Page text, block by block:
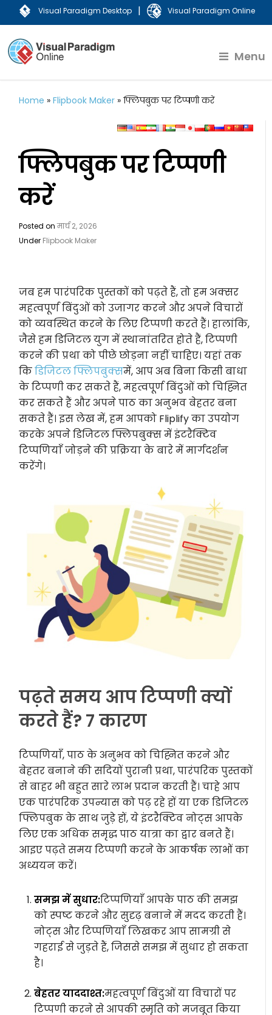
Visual Paradigm Desktop | Visual Paradigm Online
Menu
Home »Flipbook Maker »फ्लिपबुक पर टिप्पणी करें
फ्लिपबुक पर टिप्पणी
करें
Posted onमार्च 2, 2026
Under Flipbook Maker
जब हम पारंपरिक पुस्तकों को पढ़ते हैं, तो हम अक्सर
महत्वपूर्ण बिंदुओं को उजागर करने और अपने विचारों
को व्यवस्थित करने के लिए टिप्पणी करते हैं। हालांकि,
जैसे हम डिजिटल युग में स्थानांतरित होते हैं, टिप्पणी
करने की प्रथा को पीछे छोड़ना नहीं चाहिए। यहां तक
किडिजिटल फ्लिपबुक्समें, आप अब बिना किसी बाधा
के टिप्पणी कर सकते हैं, महत्वपूर्ण बिंदुओं को चिह्नित
कर सकते हैं और अपने पाठ का अनुभव बेहतर बना
सकते हैं। इस लेख में, हम आपको Fliplify का उपयोग
करके अपने डिजिटल फ्लिपबुक्स में इंटरैक्टिव
टिप्पणियाँ जोड़ने की प्रक्रिया के बारे में मार्गदर्शन
करेंगे।
पढ़ते समय आप टिप्पणी क्यों
करते हैं? 7 कारण
टिप्पणियाँ, पाठ के अनुभव को चिह्नित करने और
बेहतर बनाने की सदियों पुरानी प्रथा, पारंपरिक पुस्तकों
से बाहर भी बहुत सारे लाभ प्रदान करती हैं। चाहे आप
एक पारंपरिक उपन्यास को पढ़ रहे हों या एक डिजिटल
फ्लिपबुक के साथ जुड़े हों, ये इंटरैक्टिव नोट्स आपके
लिए एक अधिक समृद्ध पाठ यात्रा का द्वार बनते हैं।
आइए पढ़ते समय टिप्पणी करने के आकर्षक लाभों का
अध्ययन करें।
समझ में सुधार:टिप्पणियाँ आपके पाठ की समझ
को स्पष्ट करने और सुदृढ़ बनाने में मदद करती हैं।
नोट्स और टिप्पणियाँ लिखकर आप सामग्री से
गहराई से जुड़ते हैं, जिससे समझ में सुधार हो सकता
है।
बेहतर याददाश्त:महत्वपूर्ण बिंदुओं या विचारों पर
टिप्पणी करने से आपकी स्मृति को मजबूत किया